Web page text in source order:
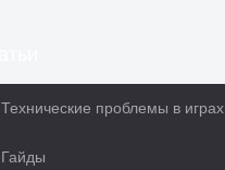
Технические проблемы в играх
Гайды